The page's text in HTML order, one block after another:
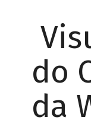
do
da